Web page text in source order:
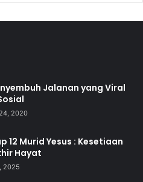
Jalanan yang Viral
2020
12 Murid Yesus : Kesetiaan
Hayat
2025